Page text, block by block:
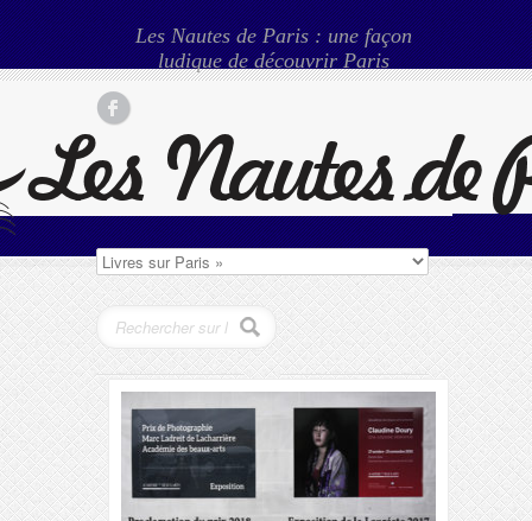
Les Nautes de Paris : une façon
ludique de découvrir Paris